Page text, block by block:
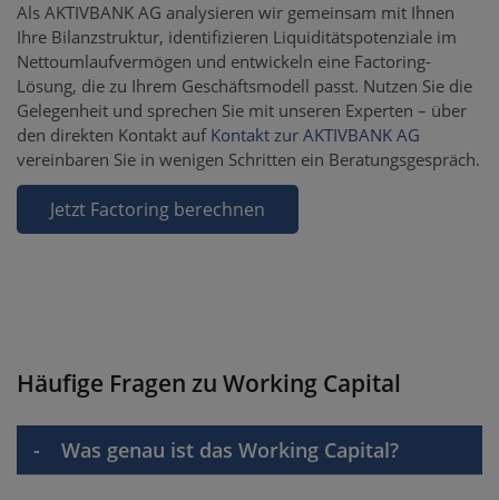
Als AKTIVBANK AG analysieren wir gemeinsam mit Ihnen
Ihre Bilanzstruktur, identifizieren Liquiditätspotenziale im
Nettoumlaufvermögen und entwickeln eine Factoring-
Lösung, die zu Ihrem Geschäftsmodell passt. Nutzen Sie die
Gelegenheit und sprechen Sie mit unseren Experten – über
den direkten Kontakt auf Kontakt zur AKTIVBANK AG
vereinbaren Sie in wenigen Schritten ein Beratungsgespräch.
Jetzt Factoring berechnen
Häufige Fragen zu Working Capital
Was genau ist das Working Capital?